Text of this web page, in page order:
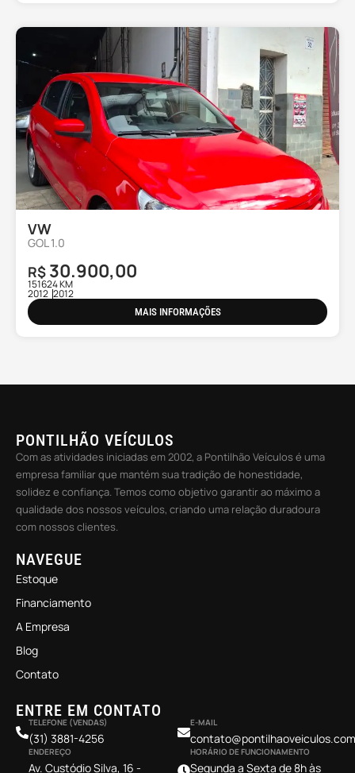
VW
GOL 1.0
R$ 30.900,00
151624 KM
2012 2012
MAIS INFORMAÇÕES
PONTILHÃO VEÍCULOS
Com as atividades iniciadas em 2002, a Pontilhão Veículos é uma
empresa familiar que mantém sua tradição de honestidade,
solidez e confiança. Temos como objetivo garantir ao máximo a
qualidade dos nossos veículos, criando uma relação duradoura
com nossos clientes.
NAVEGUE
Estoque
Financiamento
A Empresa
Blog
Contato
ENTRE EM CONTATO
TELEFONE (VENDAS)
(31) 3881-4256
ENDEREÇO
Av. Custódio Silva, 16 -
E-MAIL
HORÁRIO DE FUNCIONAMENTO
Segunda a Sexta de 8h às